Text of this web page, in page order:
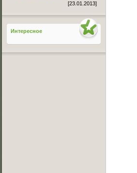
[23.01.2013]
Интересное